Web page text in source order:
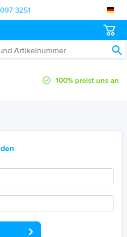
3251
100% preist uns an